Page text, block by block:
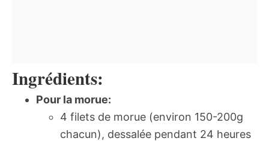
Ingrédients:
Pour la morue:
4 filets de morue (environ 150-200g
chacun), dessalée pendant 24 heures